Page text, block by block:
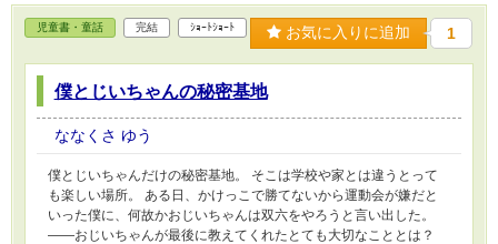
児童書・童話 完結 ｼｮｰﾄｼｮｰﾄ お気に入りに追加 1
僕とじいちゃんの秘密基地
ななくさ ゆう
僕とじいちゃんだけの秘密基地。 そこは学校や家とは違うとって
も楽しい場所。 ある日、かけっこで勝てないから運動会が嫌だと
いった僕に、何故かおじいちゃんは双六をやろうと言い出した。
――おじいちゃんが最後に教えてくれたとても大切なこととは？